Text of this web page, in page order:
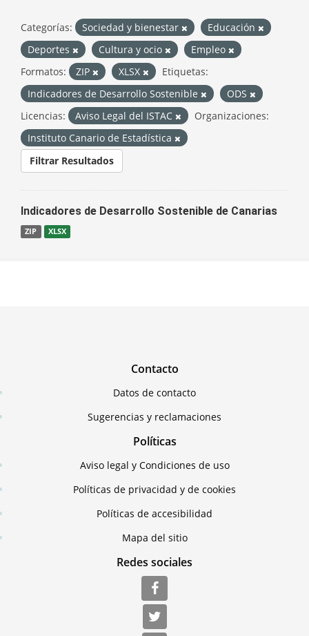
Categorías: Sociedad y bienestar
Educación
Deportes
Cultura y ocio
Empleo
Formatos:
ZIP XLSX
Etiquetas:
Indicadores de Desarrollo Sostenible
ODS
Licencias:
Aviso Legal del ISTAC
Organizaciones:
Instituto Canario de Estadística
Filtrar Resultados
Indicadores de Desarrollo Sostenible de Canarias
ZIP XLSX
Contacto
Datos de contacto
Sugerencias y reclamaciones
Políticas
Aviso legal y Condiciones de uso
Políticas de privacidad y de cookies
Políticas de accesibilidad
Mapa del sitio
Redes sociales